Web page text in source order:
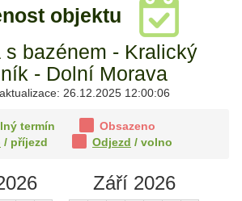
objektu
s bazénem - Kralický
- Dolní Morava
26.12.2025 12:00:06
termín
Obsazeno
/ příjezd Odjezd / volno
Září 2026